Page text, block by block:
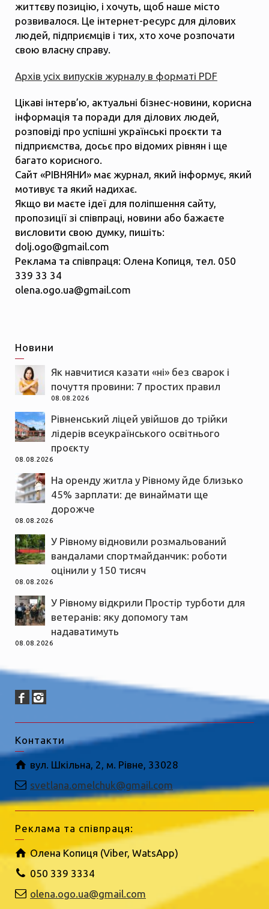
життєву позицію, і хочуть, щоб наше місто
розвивалося. Це інтернет-ресурс для ділових
людей, підприємців і тих, хто хоче розпочати
свою власну справу.
Архів усіх випусків журналу в форматі PDF
Цікаві інтерв’ю, актуальні бізнес-новини, корисна
інформація та поради для ділових людей,
розповіді про успішні українські проєкти та
підприємства, досьє про відомих рівнян і ще
багато корисного.
Сайт «РІВНЯНИ» має журнал, який інформує, який
мотивує та який надихає.
Якщо ви маєте ідеї для поліпшення сайту,
пропозиції зі співпраці, новини або бажаєте
висловити свою думку, пишіть:
dolj.ogo@gmail.com
Реклама та співпраця: Олена Копиця, тел. 050
339 33 34
olena.ogo.ua@gmail.com
Новини
Як навчитися казати «ні» без сварок і
почуття провини: 7 простих правил
08.08.2026
Рівненський ліцей увійшов до трійки
лідерів всеукраїнського освітнього
проєкту
08.08.2026
На оренду житла у Рівному йде близько
45% зарплати: де винаймати ще
дорожче
08.08.2026
У Рівному відновили розмальований
вандалами спортмайданчик: роботи
оцінили у 150 тисяч
08.08.2026
У Рівному відкрили Простір турботи для
ветеранів: яку допомогу там
надаватимуть
08.08.2026
Контакти
вул. Шкільна, 2, м. Рівне, 33028
svetlana.omelchuk@gmail.com
Реклама та співпраця:
Олена Копиця (Viber, WatsApp)
050 339 3334
olena.ogo.ua@gmail.com